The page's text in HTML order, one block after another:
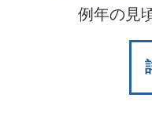
例年の見